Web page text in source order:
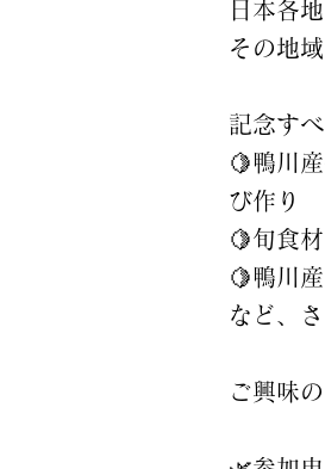
日本各
その地
記念す
🍋鴨川
び作り
🍋旬食
🍋鴨川
など、
ご興味